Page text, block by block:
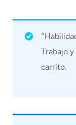
Trabajo
carrito.